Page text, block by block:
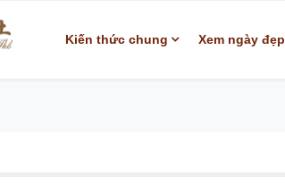
Kiến thức chung Xem ngày đẹp